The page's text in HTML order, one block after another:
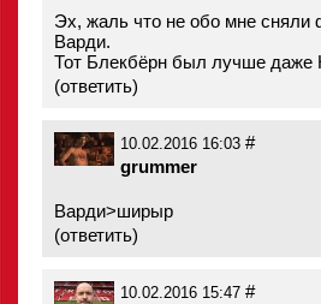
Эх, жаль что не обо мне
Варди.
Тот Блекбёрн был лучше даже
(ответить)
10.02.2016 16:03 #
grummer
Варди>ширыр
(ответить)
10.02.2016 15:47 #